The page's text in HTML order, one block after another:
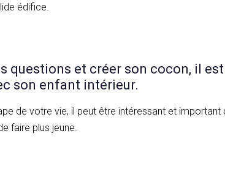
édifice.
questions et créer son cocon, il
son enfant intérieur.
de votre vie, il peut être intéressant et important
faire plus jeune.